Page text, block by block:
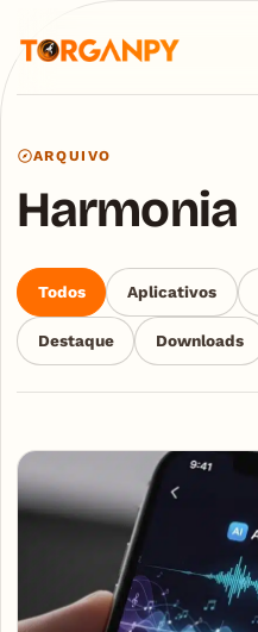
ARQUIVO
Harmonia
Todos Aplicativos
Destaque Downloads
Articles